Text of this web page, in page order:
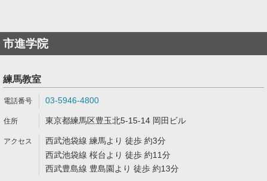
市進学院
練馬教室
03-5946-4800
東京都練馬区豊玉北5-15-14 岡田ビル
西武池袋線 練馬より 徒歩 約3分
西武池袋線 桜台より 徒歩 約11分
西武豊島線 豊島園より 徒歩 約13分